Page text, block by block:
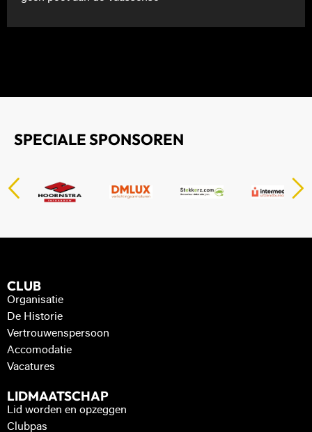
SPECIALE SPONSOREN
CLUB
Organisatie
De Historie
Vertrouwenspersoon
Accomodatie
Vacatures
LIDMAATSCHAP
Lid worden en opzeggen
Clubpas